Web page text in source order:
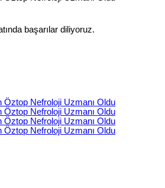
başarılar diliyoruz.